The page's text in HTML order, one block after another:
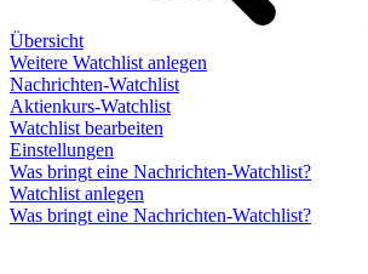
Übersicht
Weitere Watchlist anlegen
Nachrichten-Watchlist
Aktienkurs-Watchlist
Watchlist bearbeiten
Einstellungen
Was bringt eine Nachrichten-Watchlist?
Watchlist anlegen
Was bringt eine Nachrichten-Watchlist?